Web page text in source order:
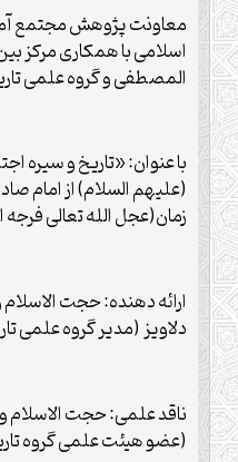
معاونت پژوهش مجتمع
اسلامی با همکاری مرکز
المصطفی و گروه علمی
با عنوان: «تاریخ و سیره
(علیهم السلام) از امام
زمان(عجل الله تعالی
ارائه دهنده: حجت
دلاویز (مدیر گروه علمی
ناقد علمی: حجت الاسلام
(عضو هیئت علمی گروه